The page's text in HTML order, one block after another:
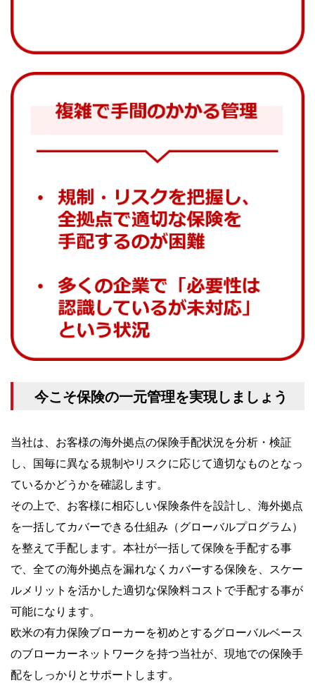
今こそ保険の一元管理を実現しましょう
当社は、お客様の海外拠点の保険手配状況を分析・検証
し、国毎に異なる規制やリスクに応じて適切なものとなっ
ているかどうかを確認します。
その上で、お客様に相応しい保険条件を設計し、海外拠点
を一括してカバーできる仕組み（グローバルプログラム）
を整えて手配します。本社が一括して保険を手配する事
で、全ての海外拠点を漏れなくカバーする保険を、スケー
ルメリットを活かした適切な保険料コストで手配する事が
可能になります。
欧米の有力保険ブローカーを初めとするグローバルベース
のブローカーネットワークを持つ当社が、現地での保険手
配をしっかりとサポートします。